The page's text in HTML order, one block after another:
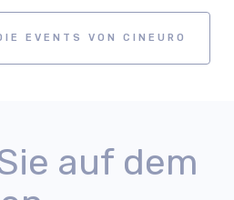
EVENTS VON CINEURO
auf dem